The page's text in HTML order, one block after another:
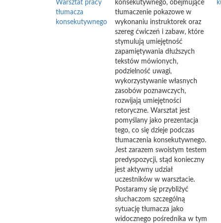
Warsztat pracy
tłumacza
konsekutywnego
konsekutywnego, obejmujące
tłumaczenie pokazowe w
wykonaniu instruktorek oraz
szereg ćwiczeń i zabaw, które
stymulują umiejętność
zapamiętywania dłuższych
tekstów mówionych,
podzielność uwagi,
wykorzystywanie własnych
zasobów poznawczych,
rozwijają umiejętności
retoryczne. Warsztat jest
pomyślany jako prezentacja
tego, co się dzieje podczas
tłumaczenia konsekutywnego.
Jest zarazem swoistym testem
predyspozycji, stąd konieczny
jest aktywny udział
uczestników w warsztacie.
Postaramy się przybliżyć
słuchaczom szczególną
sytuację tłumacza jako
widocznego pośrednika w tym